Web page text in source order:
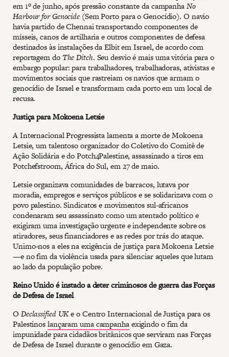
em 1º de junho, após pressão constante da campanhaNo
Harbour for Genocide (Sem Porto para o Genocídio). O navio
havia partido de Chennai transportando componentes de
mísseis, canos de artilharia e outros componentes de defesa
destinados às instalações da Elbit em Israel, de acordo com
reportagem do The Ditch. Seu desvio é mais uma vitória para o
embargo popular: para trabalhadores, trabalhadoras, ativistas e
movimentos sociais que rastreiam os navios que armam o
genocídio de Israel e transformam cada porto em um local de
recusa.
Justiça para Mokoena Letsie
A Internacional Progressista lamenta a morte de Mokoena
Letsie, um talentoso organizador do Coletivo do Comitê de
Ação Solidária e do Potch4Palestine, assassinado a tiros em
Potchefstroom, África do Sul, em 27 de maio.
Letsie organizava comunidades de barracos, lutava por
moradia, empregos e serviços públicos e se solidarizava com o
povo palestino. Sindicatos e movimentos sul-africanos
condenaram seu assassinato como um atentado político e
exigiram uma investigação urgente e independente sobre os
atiradores, seus financiadores e as redes por trás do ataque.
Unimo-nos a eles na exigência de justiça para Mokoena Letsie
—e no fim da violência usada para silenciar aqueles que lutam
ao lado da população pobre.
Reino Unido é instado a deter criminosos de guerra das Forças
de Defesa de Israel
O Declassified UKe o Centro Internacional de Justiça para os
Palestinoslançaram uma campanhaexigindo o fim da
impunidade para cidadãos britânicos que serviram nas Forças
de Defesa de Israel durante o genocídio em Gaza.